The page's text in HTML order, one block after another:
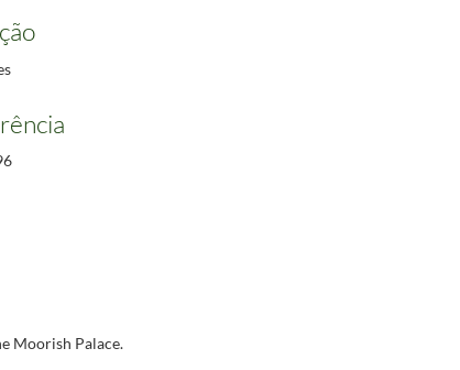
1809. – 1 litografia : papel, col. ; 20 x 30 cm.
: papel, p & b ; 10 x 15 cm.
: papel, p & b ; 10 x 15 cm.
: papel, col. ; 24 x 32 cm.
Moorish Palace.